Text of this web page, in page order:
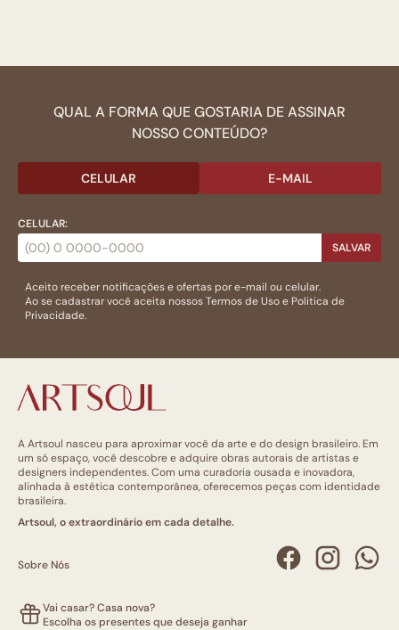
QUAL A FORMA QUE GOSTARIA DE ASSINAR
NOSSO CONTEÚDO?
CELULAR E-MAIL
CELULAR:
SALVAR
Aceito receber notificações e ofertas por e-mail ou celular.
Ao se cadastrar você aceita nossosTermos de Usoe Politica de
Privacidade.
A Artsoul nasceu para aproximar você da arte e do design brasileiro. Em
um só espaço, você descobre e adquire obras autorais de artistas e
designers independentes. Com uma curadoria ousada e inovadora,
alinhada à estética contemporânea, oferecemos peças com identidade
brasileira.
Artsoul, o extraordinário em cada detalhe.
Sobre Nós
Vai casar? Casa nova?
Escolha os presentes que deseja ganhar